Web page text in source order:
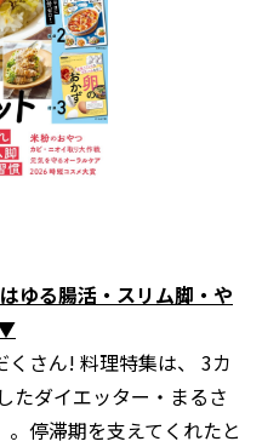
ゆる腸活・スリム脚・や
さん! 料理特集は、 3カ
たダイエッター・まるさ
停滞期を支えてくれたと